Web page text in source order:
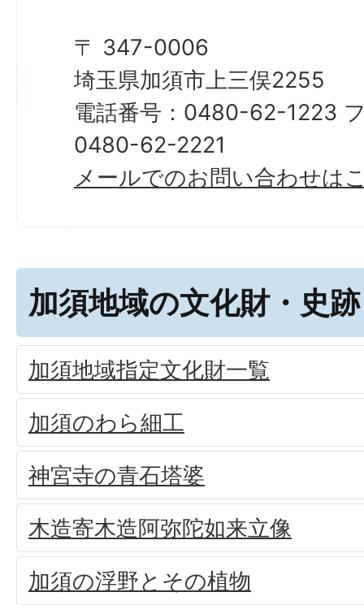
〒 347-0006
埼玉県加須市上三俣2255
電話番号：0480-62-1223
0480-62-2221
メールでのお問い合わせは
加須地域の文化財・史跡
加須地域指定文化財一覧
加須のわら細工
神宮寺の青石塔婆
木造寄木造阿弥陀如来立像
加須の浮野とその植物